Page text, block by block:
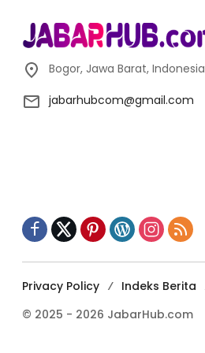
Bogor, Jawa Barat, Indonesia
jabarhubcom@gmail.com
Privacy Policy Indeks Berita
© 2025 - 2026 JabarHub.com